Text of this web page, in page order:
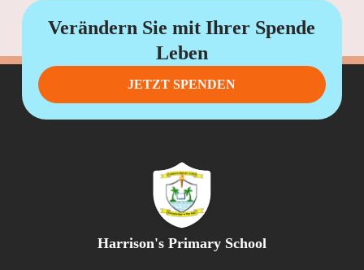
Verändern Sie mit Ihrer Spende
Leben
JETZT SPENDEN
Harrison's Primary School